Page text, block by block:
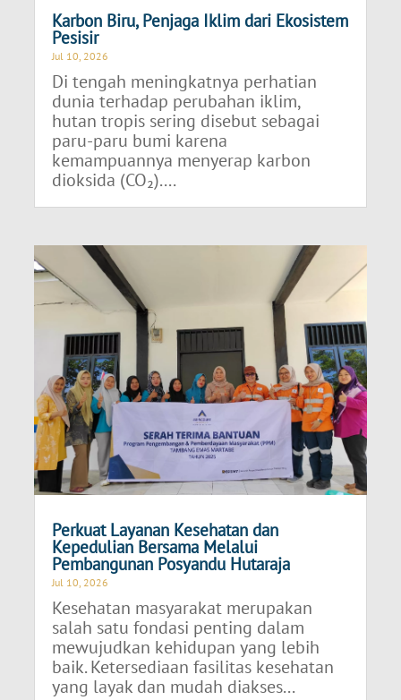
Karbon Biru, Penjaga Iklim dari Ekosistem
Pesisir
Jul 10, 2026
Di tengah meningkatnya perhatian
dunia terhadap perubahan iklim,
hutan tropis sering disebut sebagai
paru-paru bumi karena
kemampuannya menyerap karbon
dioksida (CO₂)....
Perkuat Layanan Kesehatan dan
Kepedulian Bersama Melalui
Pembangunan Posyandu Hutaraja
Jul 10, 2026
Kesehatan masyarakat merupakan
salah satu fondasi penting dalam
mewujudkan kehidupan yang lebih
baik. Ketersediaan fasilitas kesehatan
yang layak dan mudah diakses...